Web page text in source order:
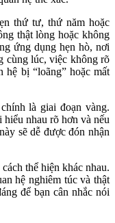
thứ tư, thứ năm hoặc
thật lòng hoặc không
ứng dụng hẹn hò, nơi
cùng lúc, việc không rõ
hệ bị “loãng” hoặc mất
là giai đoạn vàng.
nhau rõ hơn và nếu
sẽ dễ được đón nhận
thể hiện khác nhau.
hệ nghiêm túc và thật
để bạn cân nhắc nói